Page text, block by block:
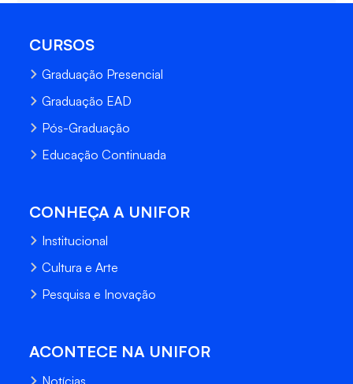
CURSOS
Graduação Presencial
Graduação EAD
Pós-Graduação
Educação Continuada
CONHEÇA A UNIFOR
Institucional
Cultura e Arte
Pesquisa e Inovação
ACONTECE NA UNIFOR
Notícias